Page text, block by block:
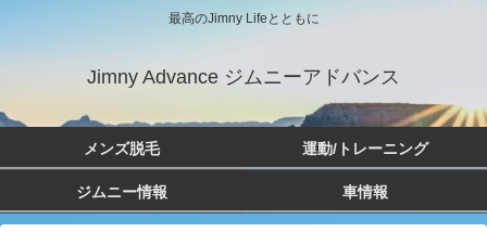
最高のJimny Lifeとともに
Jimny Advance ジムニーアドバンス
メンズ脱毛 運動/トレーニング
ジムニー情報 車情報